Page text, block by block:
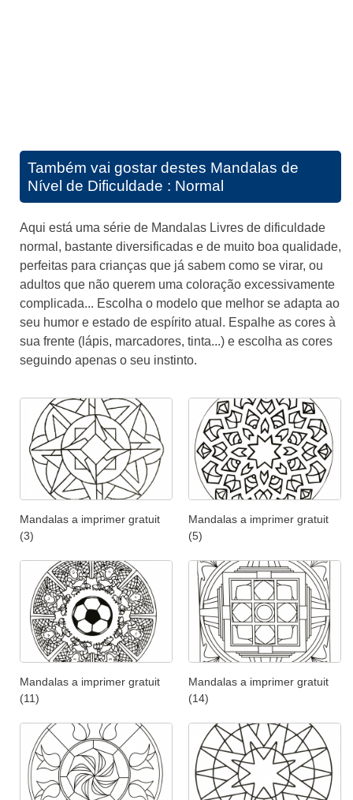
Também vai gostar destes Mandalas de
Nível de Dificuldade : Normal
Aqui está uma série de Mandalas Livres de dificuldade
normal, bastante diversificadas e de muito boa qualidade,
perfeitas para crianças que já sabem como se virar, ou
adultos que não querem uma coloração excessivamente
complicada... Escolha o modelo que melhor se adapta ao
seu humor e estado de espírito atual. Espalhe as cores à
sua frente (lápis, marcadores, tinta...) e escolha as cores
seguindo apenas o seu instinto.
Mandalas a imprimer gratuit
(3)
Mandalas a imprimer gratuit
(5)
Mandalas a imprimer gratuit
(11)
Mandalas a imprimer gratuit
(14)